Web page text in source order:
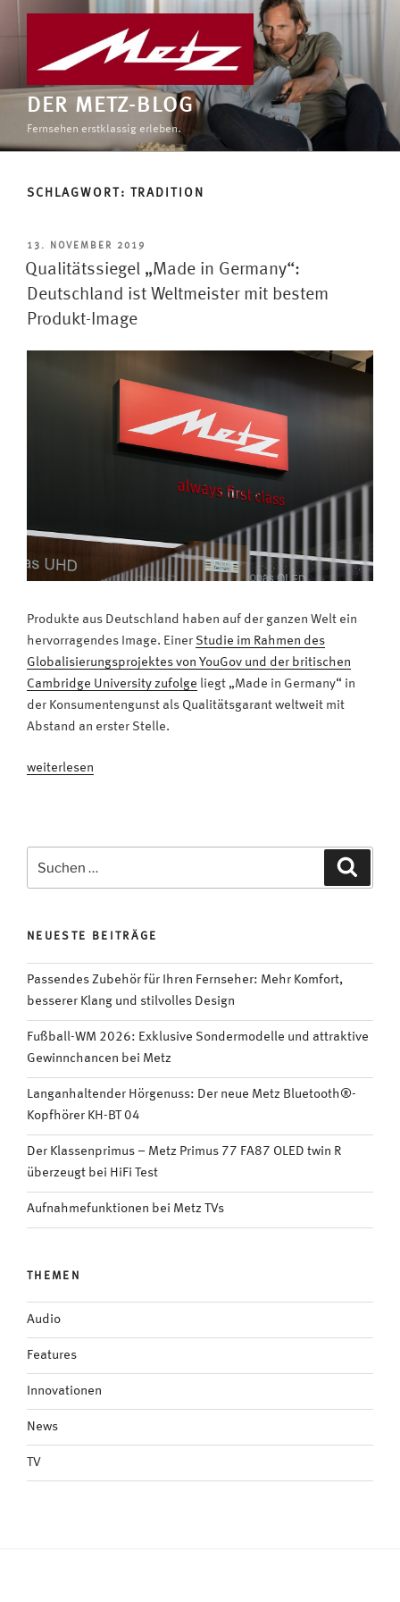
DER METZ-BLOG
Fernsehen erstklassig erleben.
SCHLAGWORT: TRADITION
VERÖFFENTLICHT
AM
13. NOVEMBER 2019
Qualitätssiegel „Made in Germany“:
Deutschland ist Weltmeister mit bestem
Produkt-Image
Produkte aus Deutschland haben auf der ganzen Welt ein
hervorragendes Image. Einer Studie im Rahmen des
Globalisierungsprojektes von YouGov und der britischen
Cambridge University zufolge liegt „Made in Germany“ in
der Konsumentengunst als Qualitätsgarant weltweit mit
Abstand an erster Stelle.
„Qualitätssiegel
ist
bestem
Produkt-
Image“
weiterlesen
nach:
NEUESTE BEITRÄGE
Passendes Zubehör für Ihren Fernseher: Mehr Komfort,
besserer Klang und stilvolles Design
Fußball-WM 2026: Exklusive Sondermodelle und attraktive
Gewinnchancen bei Metz
Langanhaltender Hörgenuss: Der neue Metz Bluetooth®-
Kopfhörer KH-BT 04
Der Klassenprimus – Metz Primus 77 FA87 OLED twin R
überzeugt bei HiFi Test
Aufnahmefunktionen bei Metz TVs
THEMEN
Audio
Features
Innovationen
News
TV